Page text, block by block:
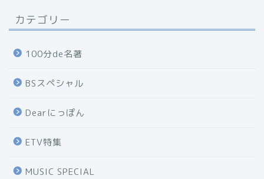
カテゴリー
100分de名著
BSスペシャル
Dearにっぽん
ETV特集
MUSIC SPECIAL